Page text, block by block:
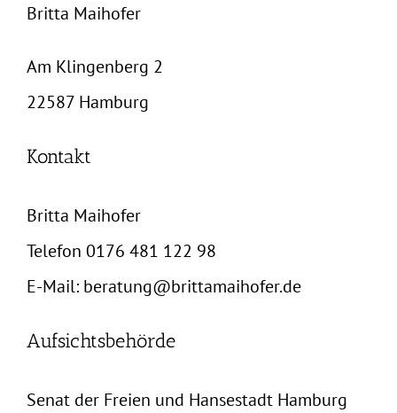
Britta Maihofer
Am Klingenberg 2
22587 Hamburg
Kontakt
Britta Maihofer
Telefon 0176 481 122 98
E-Mail: beratung@brittamaihofer.de
Aufsichtsbehörde
Senat der Freien und Hansestadt Hamburg